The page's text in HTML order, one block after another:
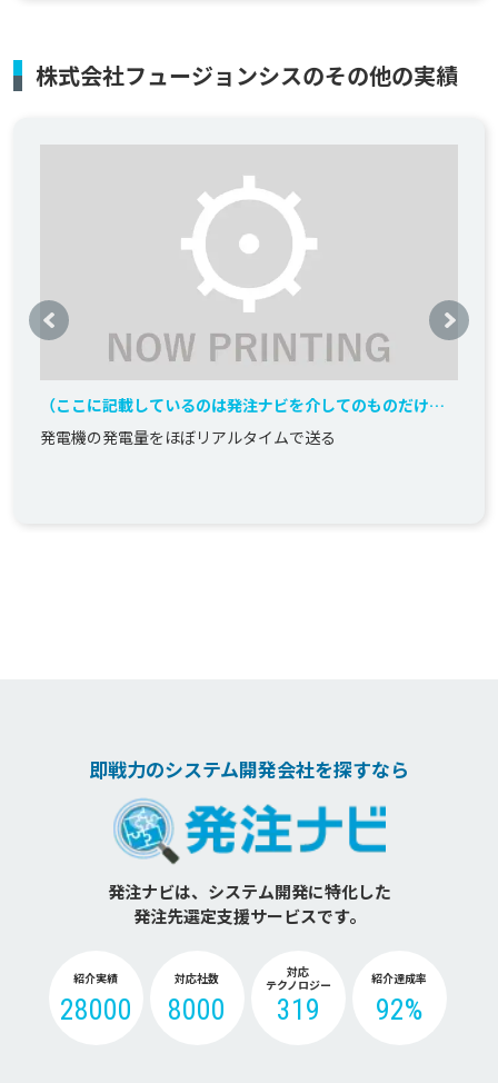
株式会社フュージョンシスのその他の実績
（ここに記載しているのは発注ナビを介してのものだけで
す）発電量モニターシステム
発電機の発電量をほぼリアルタイムで送る
即戦力のシステム開発会社を探すなら
発注ナビは、システム開発に特化した
発注先選定支援サービスです。
紹介実績
28000
対応社数
8000
対応
テクノロジー
319
紹介達成率
92%